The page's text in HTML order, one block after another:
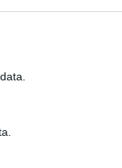
da inscrição.